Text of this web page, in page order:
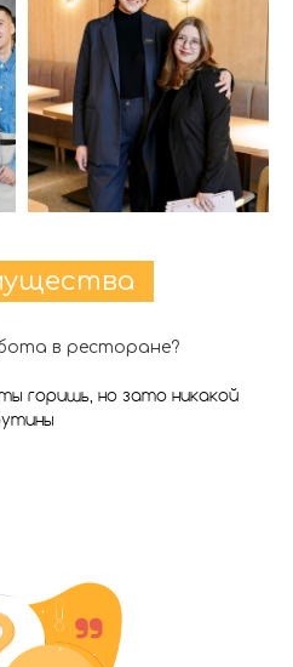
в ресторане?
горишь, но зато никакой